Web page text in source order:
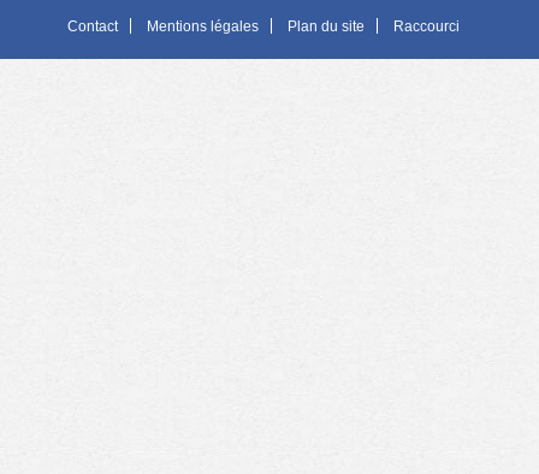
Contact Mentions légales Plan du site Raccourci